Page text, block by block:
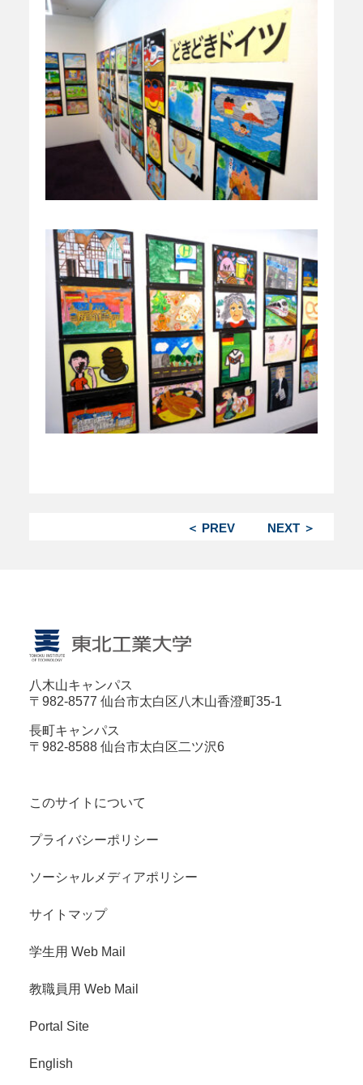
NEXT ＞
＜ PREV
八木山キャンパス
〒982-8577 仙台市太白区八木山香澄町35-1
長町キャンパス
〒982-8588 仙台市太白区二ツ沢6
このサイトについて
プライバシーポリシー
ソーシャルメディアポリシー
サイトマップ
学生用 Web Mail
教職員用 Web Mail
Portal Site
English